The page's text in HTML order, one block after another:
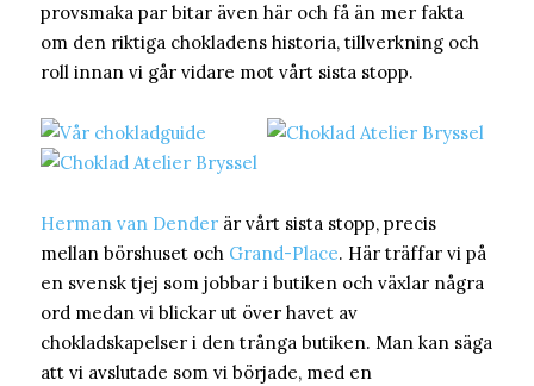
provsmaka par bitar även här och få än mer fakta
om den riktiga chokladens historia, tillverkning och
roll innan vi går vidare mot vårt sista stopp.
Herman van Dender är vårt sista stopp, precis
mellan börshuset och Grand-Place. Här träffar vi på
en svensk tjej som jobbar i butiken och växlar några
ord medan vi blickar ut över havet av
chokladskapelser i den trånga butiken. Man kan säga
att vi avslutade som vi började, med en